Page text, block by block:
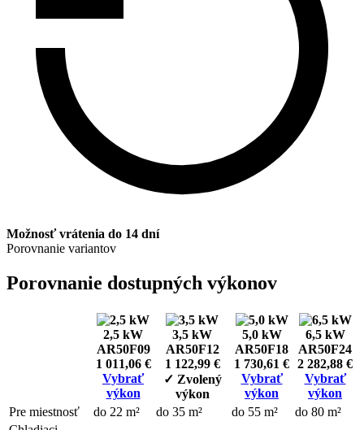
Možnosť vrátenia do 14 dní
Porovnanie variantov
Porovnanie dostupných výkonov
2,5 kW
AR50F09
1 011,06 €
Vybrať
výkon
3,5 kW
AR50F12
1 122,99 €
✓ Zvolený
výkon
5,0 kW
AR50F18
1 730,61 €
Vybrať
výkon
6,5 kW
AR50F24
2 282,88 €
Vybrať
výkon
Pre miestnosť
do 22 m² do 35 m² do 55 m²
do 80 m²